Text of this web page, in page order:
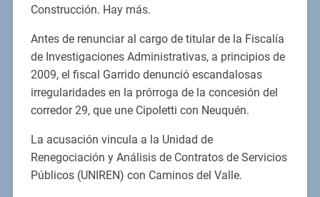
Construcción. Hay más.
Antes de renunciar al cargo de titular de la Fiscalía
de Investigaciones Administrativas, a principios de
2009, el fiscal Garrido denunció escandalosas
irregularidades en la prórroga de la concesión del
corredor 29, que une Cipoletti con Neuquén.
La acusación vincula a la Unidad de
Renegociación y Análisis de Contratos de Servicios
Públicos (UNIREN) con Caminos del Valle.